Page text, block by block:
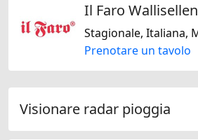
Il Faro Wallisellen
Prenotare un tavolo
Visionare radar pioggia